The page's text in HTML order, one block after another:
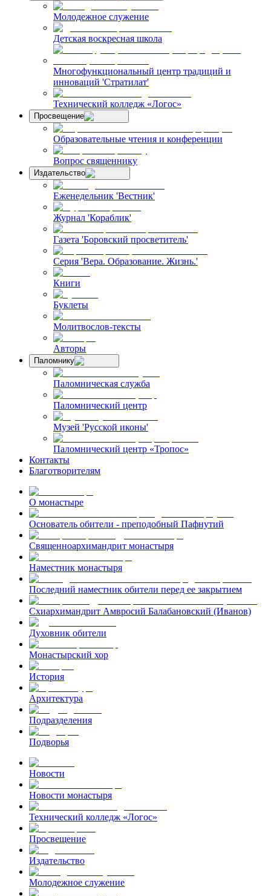
Молодежное служение
Детская воскресная школа
Многофункциональный центр традиций и
инноваций 'Стратилат'
Технический колледж «Логос»
Просвещение
Образовательные чтения и конференции
Вопрос священнику
Издательство
Еженедельник 'Вестник'
Журнал 'Кораблик'
Газета 'Боровский просветитель'
Серия 'Вера. Образование. Жизнь.'
Книги
Буклеты
Молитвослов-тексты
Авторы
Паломнику
Паломническая служба
Паломнический центр
Музей 'Русской иконы'
Паломнический центр «Тропос»
Контакты
Благотворителям
О монастыре
Основатель обители - преподобный Пафнутий
Священноархимандрит монастыря
Наместник монастыря
Последний наместник обители перед ее закрытием
Схиархимандрит Амвросий Балабановский (Иванов)
Духовник обители
Монастырский хор
История
Архитектура
Подразделения
Подворья
Новости
Новости монастыря
Технический колледж «Логос»
Просвещение
Издательство
Молодежное служение